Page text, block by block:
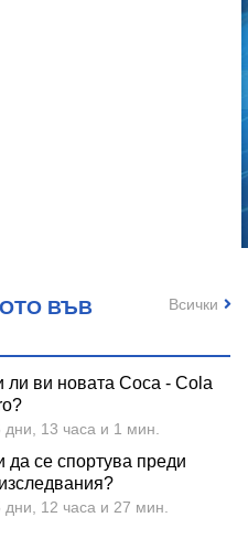
ВЪВ
ли ви новата Coca - Cola
дни, 13 часа и 1 мин.
да се спортува преди
дни, 12 часа и 27 мин.
Всички